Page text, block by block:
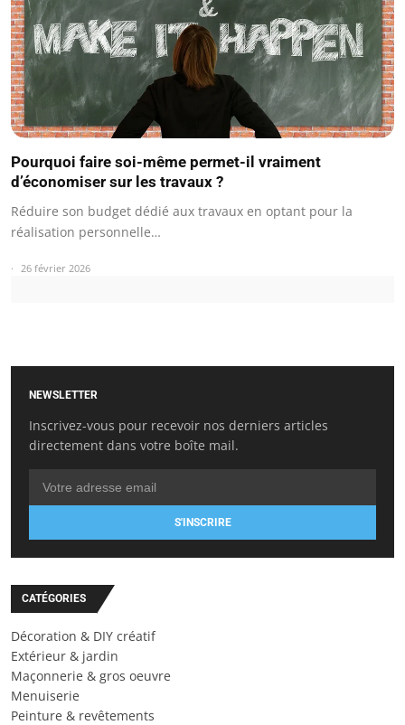
Pourquoi faire soi-même permet-il vraiment
d’économiser sur les travaux ?
Réduire son budget dédié aux travaux en optant pour la
réalisation personnelle…
26 février 2026
NEWSLETTER
Inscrivez-vous pour recevoir nos derniers articles
directement dans votre boîte mail.
S'INSCRIRE
CATÉGORIES
Décoration & DIY créatif
Extérieur & jardin
Maçonnerie & gros oeuvre
Menuiserie
Peinture & revêtements